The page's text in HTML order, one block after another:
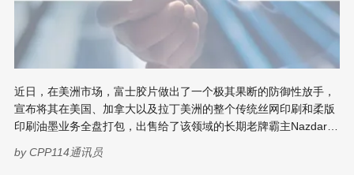
近日，在美洲市场，富士胶片做出了一个极其果断的防御性放手，
宣布将其在美国、加拿大以及拉丁美洲的整个传统丝网印刷和柔版
印刷油墨业务全盘打包，出售给了该领域的长期老牌霸主Nazdar。
双方成功将单通道数字上光与全新UV油墨技术灌入其Nautilus系
byCPP114通讯员